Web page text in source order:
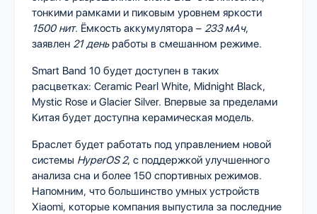
тонкими рамками и пиковым уровнем яркости
1500 нит. Ёмкость аккумулятора – 233 мАч,
заявлен 21 деньработы в смешанном режиме.
Smart Band 10 будет доступен в таких
расцветках: Ceramic Pearl White, Midnight Black,
Mystic Rose и Glacier Silver. Впервые за пределами
Китая будет доступна керамическая модель.
Браслет будет работать под управлением новой
системы HyperOS 2, с поддержкой улучшенного
анализа сна и более 150 спортивных режимов.
Напомним, что большинство умных устройств
Xiaomi, которые компания выпустила за последние